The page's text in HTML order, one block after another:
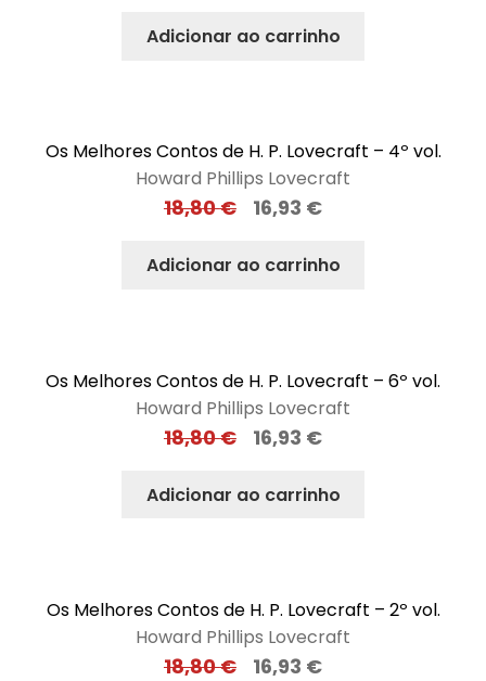
Adicionar ao carrinho
Os Melhores Contos de H. P. Lovecraft – 4º vol.
Howard Phillips Lovecraft
18,80€ 16,93 €
Adicionar ao carrinho
Os Melhores Contos de H. P. Lovecraft – 6º vol.
Howard Phillips Lovecraft
18,80€ 16,93 €
Adicionar ao carrinho
Os Melhores Contos de H. P. Lovecraft – 2º vol.
Howard Phillips Lovecraft
18,80€ 16,93 €